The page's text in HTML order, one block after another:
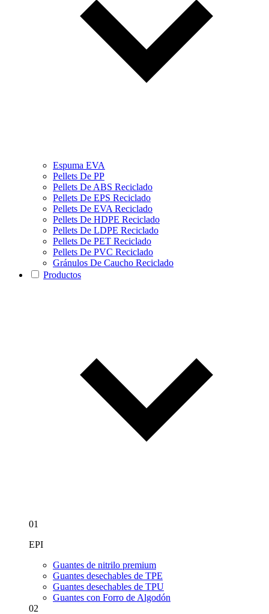
Espuma EVA
Pellets De PP
Pellets De ABS Reciclado
Pellets De EPS Reciclado
Pellets De EVA Reciclado
Pellets De HDPE Reciclado
Pellets De LDPE Reciclado
Pellets De PET Reciclado
Pellets De PVC Reciclado
Gránulos De Caucho Reciclado
Productos
01
EPI
Guantes de nitrilo premium
Guantes desechables de TPE
Guantes desechables de TPU
Guantes con Forro de Algodón
02